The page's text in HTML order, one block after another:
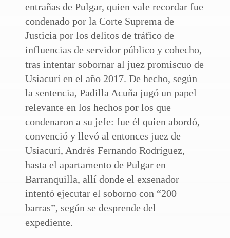
entrañas de Pulgar, quien vale recordar fue
condenado por la Corte Suprema de
Justicia por los delitos de tráfico de
influencias de servidor público y cohecho,
tras intentar sobornar al juez promiscuo de
Usiacurí en el año 2017. De hecho, según
la sentencia, Padilla Acuña jugó un papel
relevante en los hechos por los que
condenaron a su jefe: fue él quien abordó,
convenció y llevó al entonces juez de
Usiacurí, Andrés Fernando Rodríguez,
hasta el apartamento de Pulgar en
Barranquilla, allí donde el exsenador
intentó ejecutar el soborno con “200
barras”, según se desprende del
expediente.